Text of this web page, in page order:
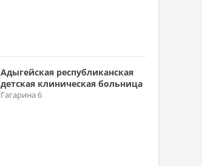
Адыгейская республиканская
детская клиническая больница
Гагарина 6